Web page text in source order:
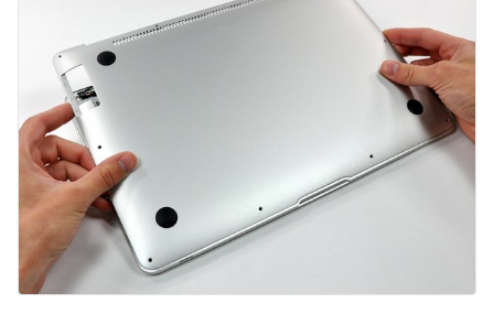
Pubblica commento